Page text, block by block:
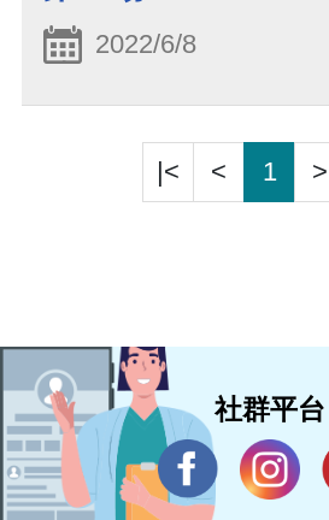
2022/6/8
|< < 1 >
社群平台